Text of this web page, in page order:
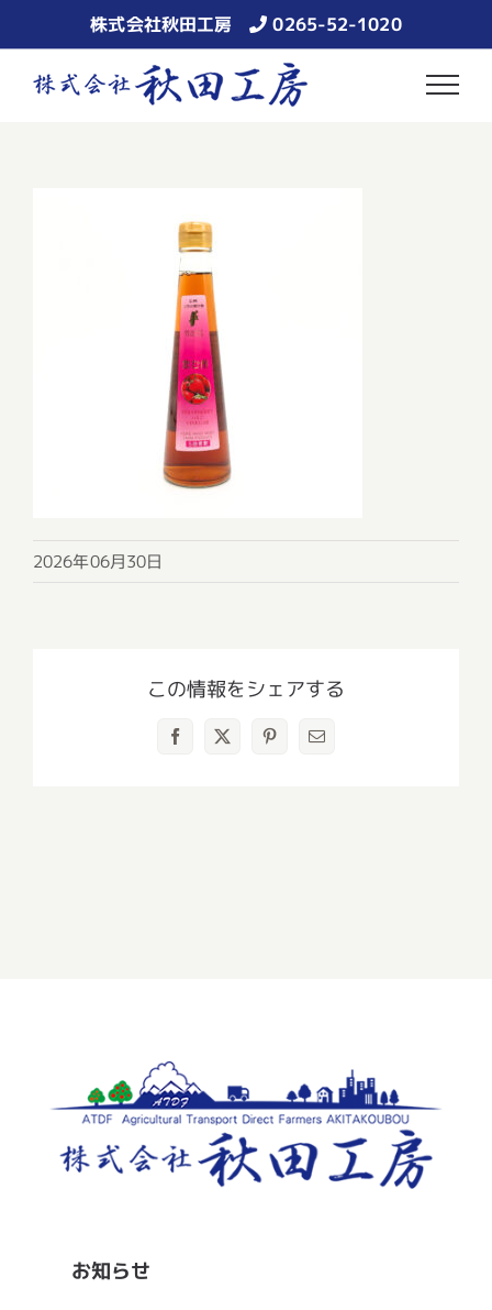
to
content
株式会社秋田工房 0265-52-1020
2026年06月30日
この情報をシェアする
Facebook
X Pinterest
電
お知らせ